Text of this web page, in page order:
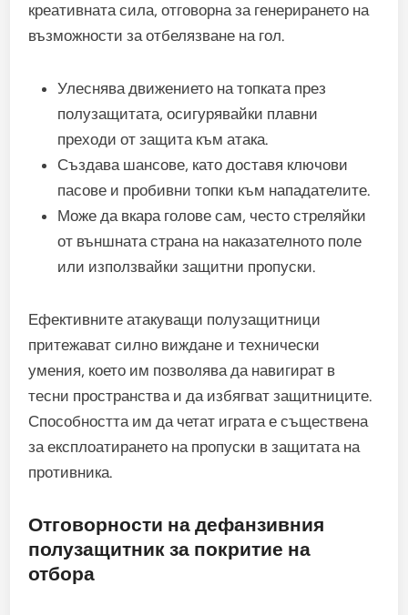
креативната сила, отговорна за генерирането на
възможности за отбелязване на гол.
Улеснява движението на топката през
полузащитата, осигурявайки плавни
преходи от защита към атака.
Създава шансове, като доставя ключови
пасове и пробивни топки към нападателите.
Може да вкара голове сам, често стреляйки
от външната страна на наказателното поле
или използвайки защитни пропуски.
Ефективните атакуващи полузащитници
притежават силно виждане и технически
умения, което им позволява да навигират в
тесни пространства и да избягват защитниците.
Способността им да четат играта е съществена
за експлоатирането на пропуски в защитата на
противника.
Отговорности на дефанзивния
полузащитник за покритие на
отбора